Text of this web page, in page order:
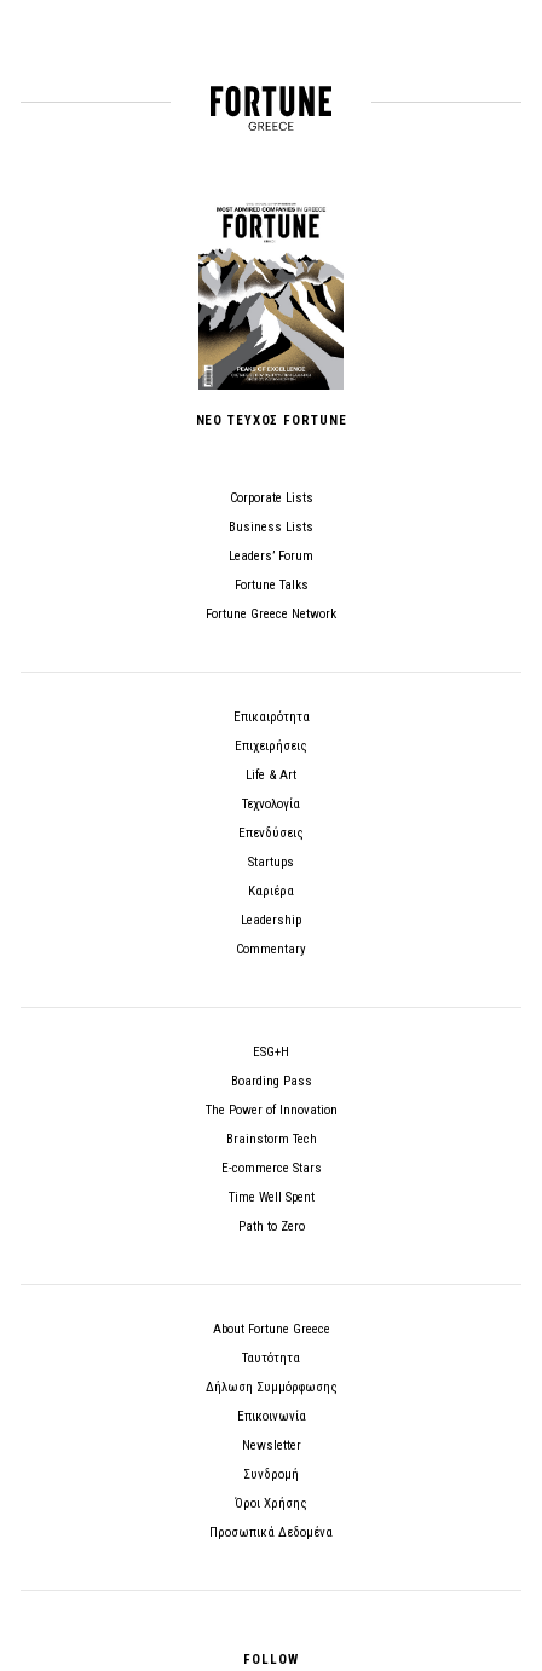
ΝΕΟ ΤΕΥΧΟΣ FORTUNE
Corporate Lists
Business Lists
Leaders’ Forum
Fortune Talks
Fortune Greece Network
Επικαιρότητα
Επιχειρήσεις
Life & Art
Τεχνολογία
Επενδύσεις
Startups
Καριέρα
Leadership
Commentary
ESG+H
Boarding Pass
The Power of Innovation
Brainstorm Tech
E-commerce Stars
Time Well Spent
Path to Zero
About Fortune Greece
Ταυτότητα
Δήλωση Συμμόρφωσης
Επικοινωνία
Newsletter
Συνδρομή
Όροι Χρήσης
Προσωπικά Δεδομένα
FOLLOW